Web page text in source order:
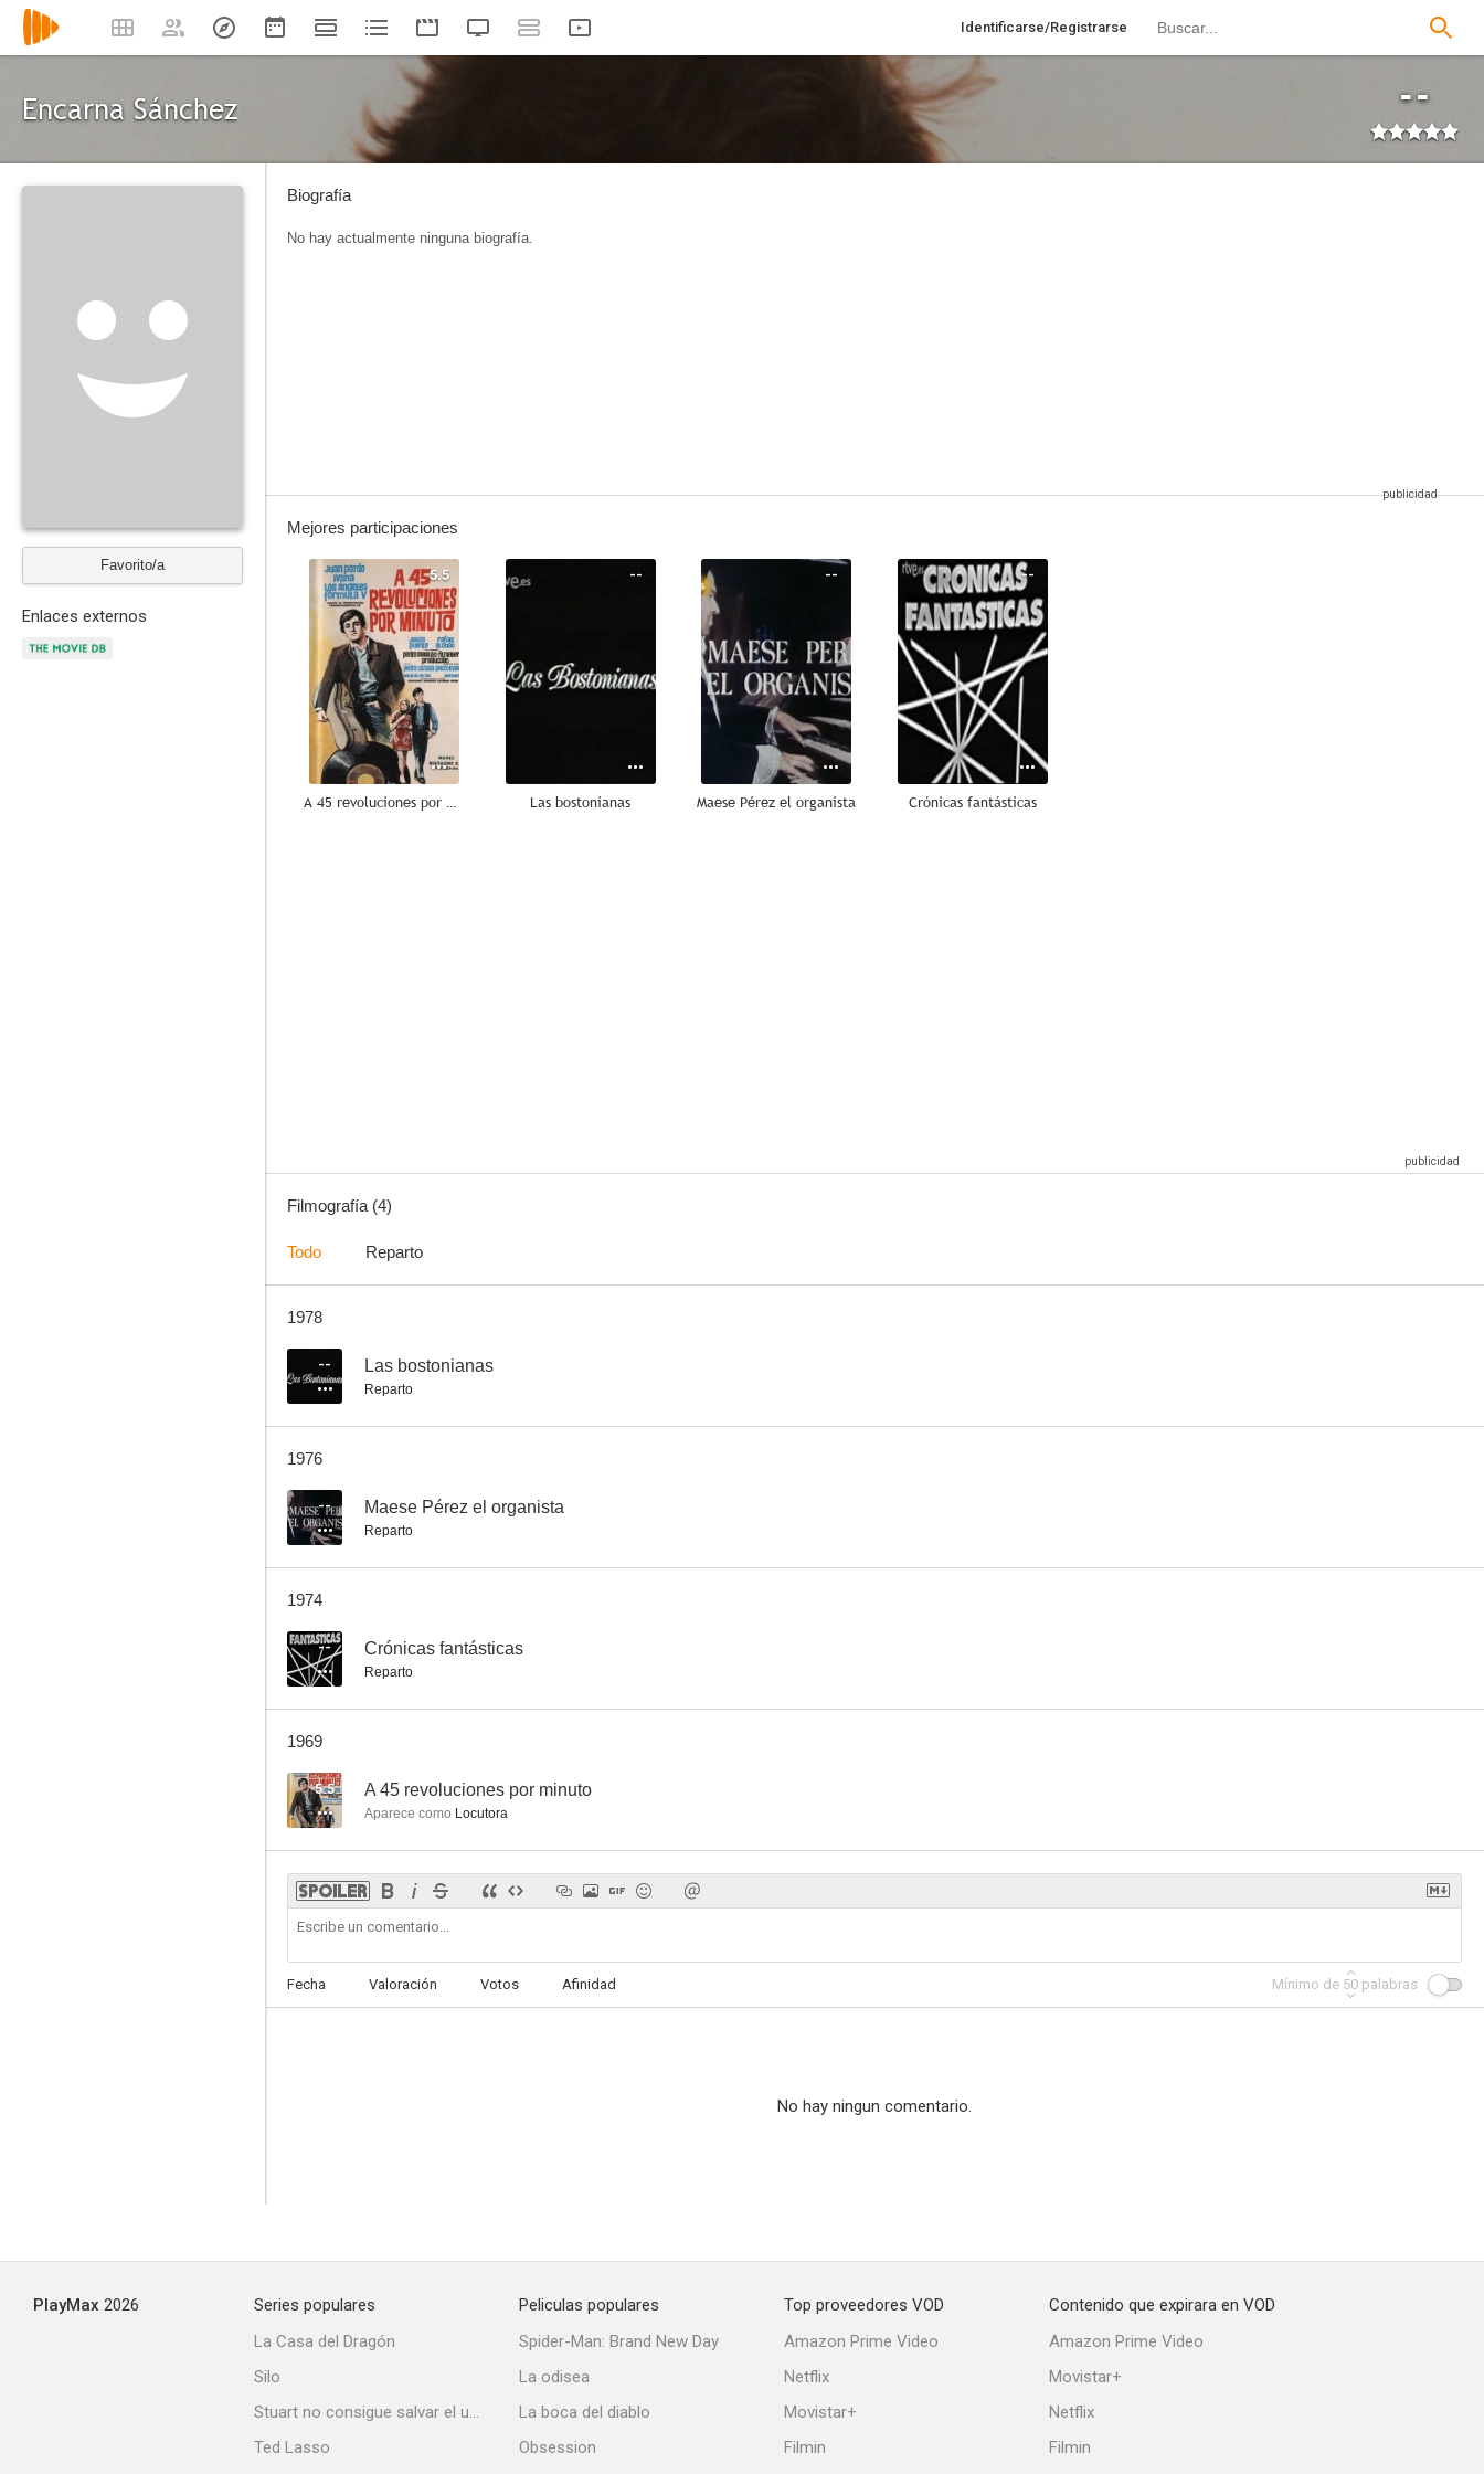
Identificarse/Registrarse
Encarna Sánchez --
Favorito/a
Enlaces externos
Biografía
No hay actualmente ninguna biografía.
Mejores participaciones
5.5
A 45 revoluciones por minuto
--
Las bostonianas
--
Maese Pérez el organista
--
Crónicas fantásticas
Filmografía (4)
Todo Reparto
1978
-- Las bostonianas
Reparto
1976
-- Maese Pérez el organista
Reparto
1974
-- Crónicas fantásticas
Reparto
1969
5.5 A 45 revoluciones por minuto
Aparece como Locutora
Fecha Valoración Votos Afinidad Mínimo de 50 palabras
No hay ningun comentario.
PlayMax 2026
Series populares
La Casa del Dragón
Silo
Stuart no consigue salvar el universo
Ted Lasso
Peliculas populares
Spider-Man: Brand New Day
La odisea
La boca del diablo
Obsession
Top proveedores VOD
Amazon Prime Video
Netflix
Movistar+
Filmin
Contenido que expirara en VOD
Amazon Prime Video
Movistar+
Netflix
Filmin